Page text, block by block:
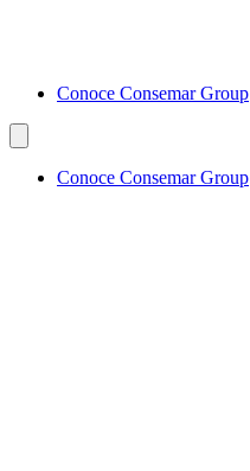
Conoce Consemar Group
Conoce Consemar Group